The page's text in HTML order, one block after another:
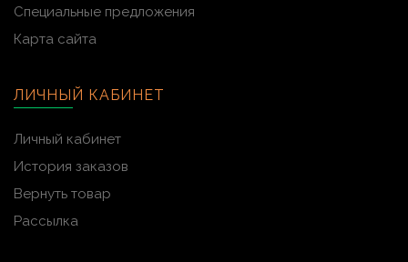
Специальные предложения
Карта сайта
ЛИЧНЫЙ КАБИНЕТ
Личный кабинет
История заказов
Вернуть товар
Рассылка